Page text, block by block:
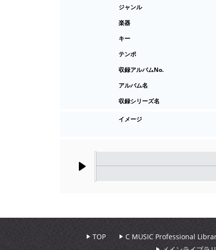
ジャンル
楽器
キー
テンポ
収録アルバムNo.
アルバム名
収録シリーズ名
イメージ
TOP C MUSIC Professional